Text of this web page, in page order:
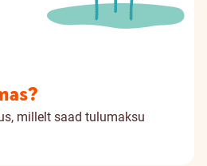
millelt saad tulumaksu